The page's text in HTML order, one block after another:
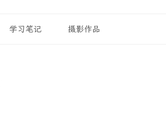
学习笔记 摄影作品